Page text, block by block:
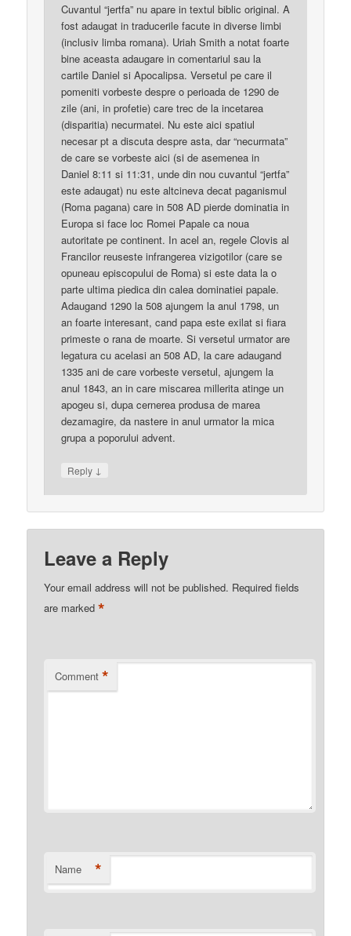
Cuvantul “jertfa” nu apare in textul biblic original. A
fost adaugat in traducerile facute in diverse limbi
(inclusiv limba romana). Uriah Smith a notat foarte
bine aceasta adaugare in comentariul sau la
cartile Daniel si Apocalipsa. Versetul pe care il
pomeniti vorbeste despre o perioada de 1290 de
zile (ani, in profetie) care trec de la incetarea
(disparitia) necurmatei. Nu este aici spatiul
necesar pt a discuta despre asta, dar “necurmata”
de care se vorbeste aici (si de asemenea in
Daniel 8:11 si 11:31, unde din nou cuvantul “jertfa”
este adaugat) nu este altcineva decat paganismul
(Roma pagana) care in 508 AD pierde dominatia in
Europa si face loc Romei Papale ca noua
autoritate pe continent. In acel an, regele Clovis al
Francilor reuseste infrangerea vizigotilor (care se
opuneau episcopului de Roma) si este data la o
parte ultima piedica din calea dominatiei papale.
Adaugand 1290 la 508 ajungem la anul 1798, un
an foarte interesant, cand papa este exilat si fiara
primeste o rana de moarte. Si versetul urmator are
legatura cu acelasi an 508 AD, la care adaugand
1335 ani de care vorbeste versetul, ajungem la
anul 1843, an in care miscarea millerita atinge un
apogeu si, dupa cernerea produsa de marea
dezamagire, da nastere in anul urmator la mica
grupa a poporului advent.
Reply ↓
Leave a Reply
Your email address will not be published. Required fields
are marked*
Comment *
Name *